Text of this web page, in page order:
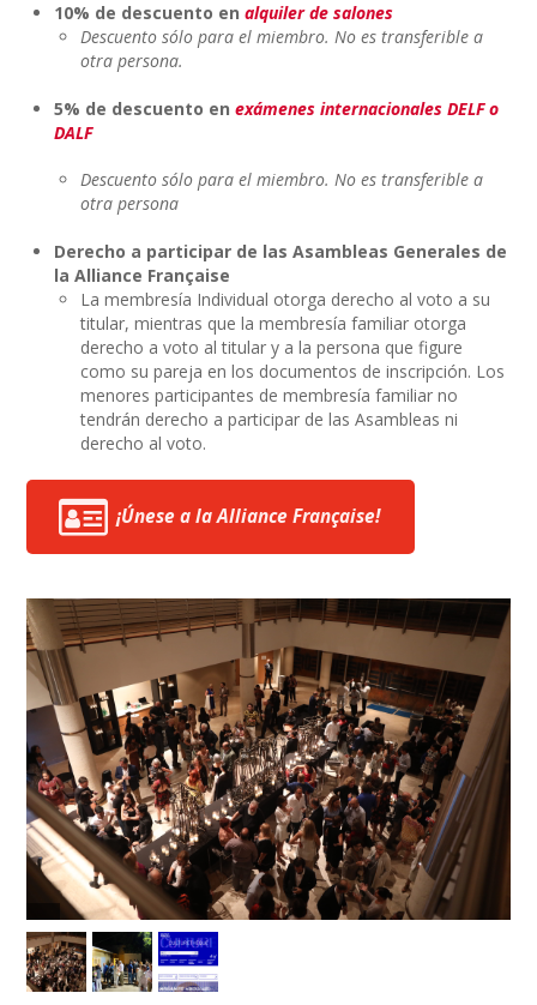
10% de descuento en alquiler de salones
Descuento sólo para el miembro. No es transferible a
otra persona.
5% de descuento en exámenes internacionales DELF o
DALF
Descuento sólo para el miembro. No es transferible a
otra persona
Derecho a participar de las Asambleas Generales de
la Alliance Française
La membresía Individual otorga derecho al voto a su
titular, mientras que la membresía familiar otorga
derecho a voto al titular y a la persona que figure
como su pareja en los documentos de inscripción. Los
menores participantes de membresía familiar no
tendrán derecho a participar de las Asambleas ni
derecho al voto.
¡Únese a la Alliance Française!